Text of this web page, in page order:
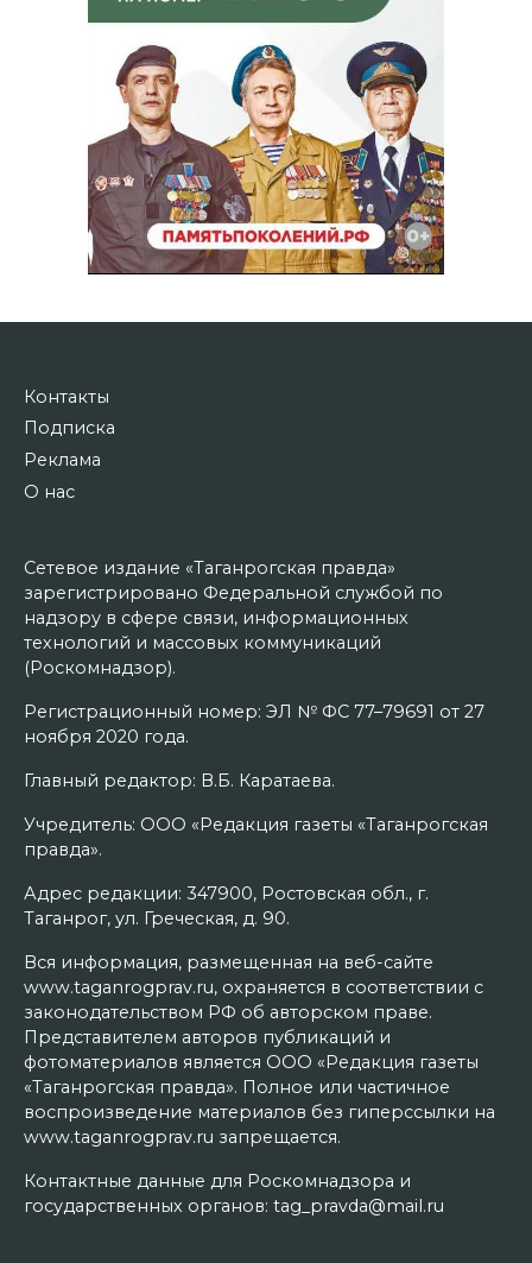
Контакты
Подписка
Реклама
О нас
Сетевое издание «Таганрогская правда»
зарегистрировано Федеральной службой по
надзору в сфере связи, информационных
технологий и массовых коммуникаций
(Роскомнадзор).
Регистрационный номер: ЭЛ № ФС 77–79691 от 27
ноября 2020 года.
Главный редактор: В.Б. Каратаева.
Учредитель: ООО «Редакция газеты «Таганрогская
правда».
Адрес редакции: 347900, Ростовская обл., г.
Таганрог, ул. Греческая, д. 90.
Вся информация, размещенная на веб-сайте
www.taganrogprav.ru, охраняется в соответствии с
законодательством РФ об авторском праве.
Представителем авторов публикаций и
фотоматериалов является ООО «Редакция газеты
«Таганрогская правда». Полное или частичное
воспроизведение материалов без гиперссылки на
www.taganrogprav.ru запрещается.
Контактные данные для Роскомнадзора и
государственных органов: tag_pravda@mail.ru